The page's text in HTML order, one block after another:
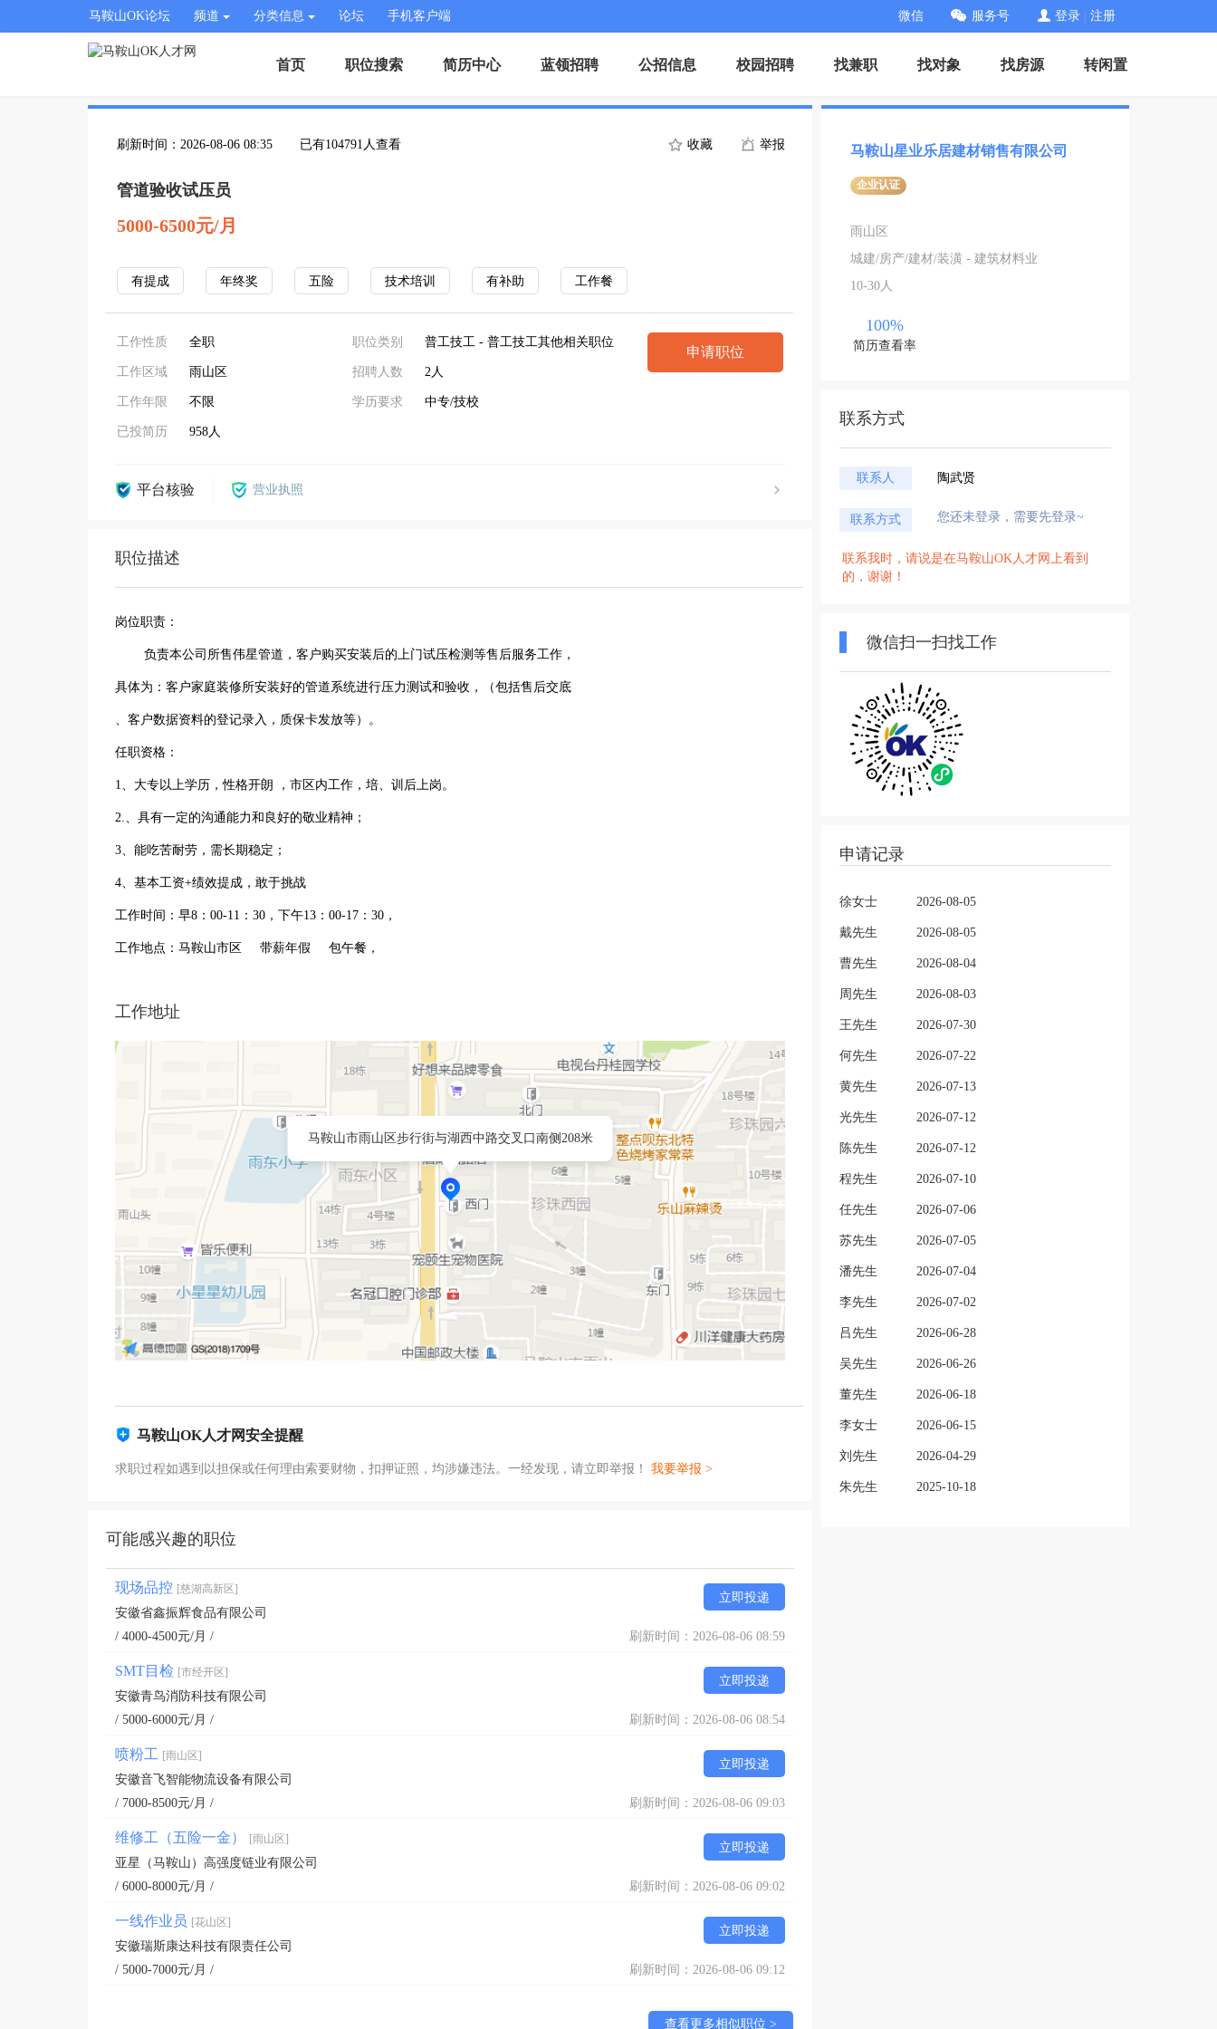
马鞍山OK论坛 频道 分类信息 论坛 手机客户端 微信 服务号 登录 注册
首页 职位搜索 简历中心 蓝领招聘 公招信息 校园招聘 找兼职 找对象 找房源 转闲置
刷新时间：2026-08-06 08:35 已有104791人查看 收藏 举报
管道验收试压员
5000-6500元/月
有提成 年终奖 五险 技术培训 有补助 工作餐
工作性质 全职
工作区域 雨山区
工作年限 不限
已投简历 958人
职位类别 普工技工 - 普工技工其他相关职位
招聘人数 2人
学历要求 中专/技校
申请职位
平台核验 营业执照
职位描述
岗位职责：
负责本公司所售伟星管道，客户购买安装后的上门试压检测等售后服务工作，
具体为：客户家庭装修所安装好的管道系统进行压力测试和验收，（包括售后交底
、客户数据资料的登记录入，质保卡发放等）。
任职资格：
1、大专以上学历，性格开朗 ，市区内工作，培、训后上岗。
2.、具有一定的沟通能力和良好的敬业精神；
3、能吃苦耐劳，需长期稳定；
4、基本工资+绩效提成，敢于挑战
工作时间：早8：00-11：30，下午13：00-17：30，
工作地点：马鞍山市区 带薪年假 包午餐，
工作地址
马鞍山市雨山区步行街与湖西中路交叉口南侧208米
马鞍山OK人才网安全提醒
求职过程如遇到以担保或任何理由索要财物，扣押证照，均涉嫌违法。一经发现，请立即举报！ 我要举报 >
可能感兴趣的职位
现场品控 [慈湖高新区]
立即投递
安徽省鑫振辉食品有限公司
/ 4000-4500元/月 /
刷新时间：2026-08-06 08:59
SMT目检 [市经开区]
立即投递
安徽青鸟消防科技有限公司
/ 5000-6000元/月 /
刷新时间：2026-08-06 08:54
喷粉工 [雨山区]
立即投递
安徽音飞智能物流设备有限公司
/ 7000-8500元/月 /
刷新时间：2026-08-06 09:03
维修工（五险一金） [雨山区]
立即投递
亚星（马鞍山）高强度链业有限公司
/ 6000-8000元/月 /
刷新时间：2026-08-06 09:02
一线作业员 [花山区]
立即投递
安徽瑞斯康达科技有限责任公司
/ 5000-7000元/月 /
刷新时间：2026-08-06 09:12
查看更多相似职位 >
马鞍山星业乐居建材销售有限公司
企业认证
雨山区
城建/房产/建材/装潢 - 建筑材料业
10-30人
100%
简历查看率
联系方式
联系人 陶武贤
联系方式 您还未登录，需要先登录~
联系我时，请说是在马鞍山OK人才网上看到
的，谢谢！
微信扫一扫找工作
申请记录
徐女士 2026-08-05
戴先生 2026-08-05
曹先生 2026-08-04
周先生 2026-08-03
王先生 2026-07-30
何先生 2026-07-22
黄先生 2026-07-13
光先生 2026-07-12
陈先生 2026-07-12
程先生 2026-07-10
任先生 2026-07-06
苏先生 2026-07-05
潘先生 2026-07-04
李先生 2026-07-02
吕先生 2026-06-28
吴先生 2026-06-26
董先生 2026-06-18
李女士 2026-06-15
刘先生 2026-04-29
朱先生 2025-10-18